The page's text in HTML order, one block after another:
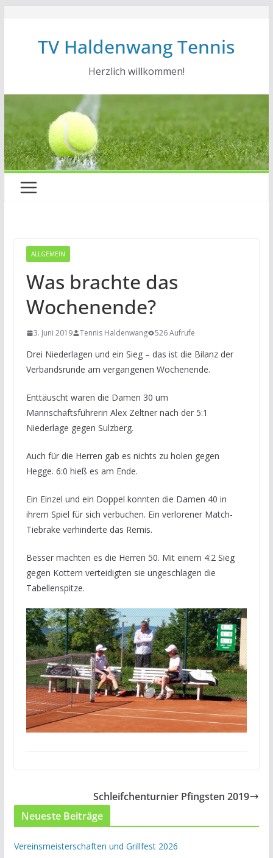
TV Haldenwang Tennis
Herzlich willkommen!
ALLGEMEIN
Was brachte das
Wochenende?
3. Juni 2019 Tennis Haldenwang 526 Aufrufe
Drei Niederlagen und ein Sieg – das ist die Bilanz der
Verbandsrunde am vergangenen Wochenende.
Enttäuscht waren die Damen 30 um
Mannschaftsführerin Alex Zeltner nach der 5:1
Niederlage gegen Sulzberg.
Auch für die Herren gab es nichts zu holen gegen
Hegge. 6:0 hieß es am Ende.
Ein Einzel und ein Doppel konnten die Damen 40 in
ihrem Spiel für sich verbuchen. Ein verlorener Match-
Tiebrake verhinderte das Remis.
Besser machten es die Herren 50. Mit einem 4:2 Sieg
gegen Kottern verteidigten sie ungeschlagen die
Tabellenspitze.
Schleifchenturnier Pfingsten 2019
Neueste Beiträge
Vereinsmeisterschaften und Grillfest 2026